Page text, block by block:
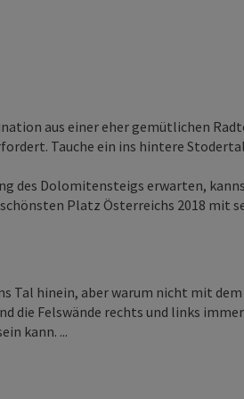
aus einer eher gemütlichen
Tauche ein ins hintere
des Dolomitensteigs erwarten,
Platz Österreichs 2018 mit
Tal hinein, aber warum nicht mit dem
die Felswände rechts und links
kann. ...